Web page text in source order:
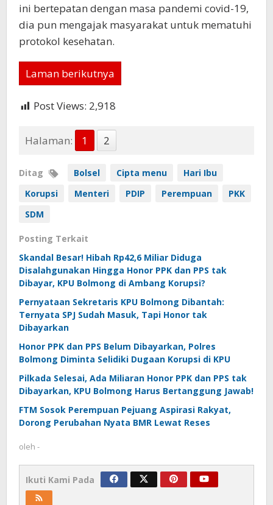
ini bertepatan dengan masa pandemi covid-19,
dia pun mengajak masyarakat untuk mematuhi
protokol kesehatan.
Laman berikutnya
Post Views: 2,918
Halaman: 1 2
Ditag Bolsel Cipta menu
Hari Ibu
Korupsi
Menteri PDIP Perempuan
PKK
SDM
Posting Terkait
Skandal Besar! Hibah Rp42,6 Miliar Diduga
Disalahgunakan Hingga Honor PPK dan PPS tak
Dibayar, KPU Bolmong di Ambang Korupsi?
Pernyataan Sekretaris KPU Bolmong Dibantah:
Ternyata SPJ Sudah Masuk, Tapi Honor tak
Dibayarkan
Honor PPK dan PPS Belum Dibayarkan, Polres
Bolmong Diminta Selidiki Dugaan Korupsi di KPU
Pilkada Selesai, Ada Miliaran Honor PPK dan PPS tak
Dibayarkan, KPU Bolmong Harus Bertanggung Jawab!
FTM Sosok Perempuan Pejuang Aspirasi Rakyat,
Dorong Perubahan Nyata BMR Lewat Reses
oleh -
Ikuti Kami Pada